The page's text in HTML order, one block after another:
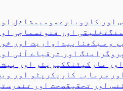
کاروبار عمومیمشاغل اور
تخلیقی اور فنون سماجی اور
و سیکھناپیداواریت اور خود
اور ترقیاے آئی اور
مارکیٹنگکیریئر اور پیشہ
سرمایہ کاری کرپٹو اور ویب
اور تحقیقصحت اور تندرستی